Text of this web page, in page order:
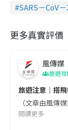
SARS－CoV
更多真實評價
風傳媒
旅遊
旅遊注意｜搭
（文章由風傳
閱讀更多